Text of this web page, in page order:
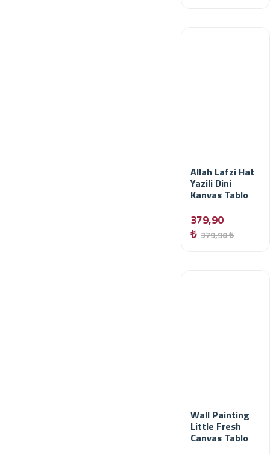
Allah Lafzi Hat
Yazili Dini
Kanvas Tablo
379,90
₺ 379,90 ₺
Wall Painting
Little Fresh
Canvas Tablo